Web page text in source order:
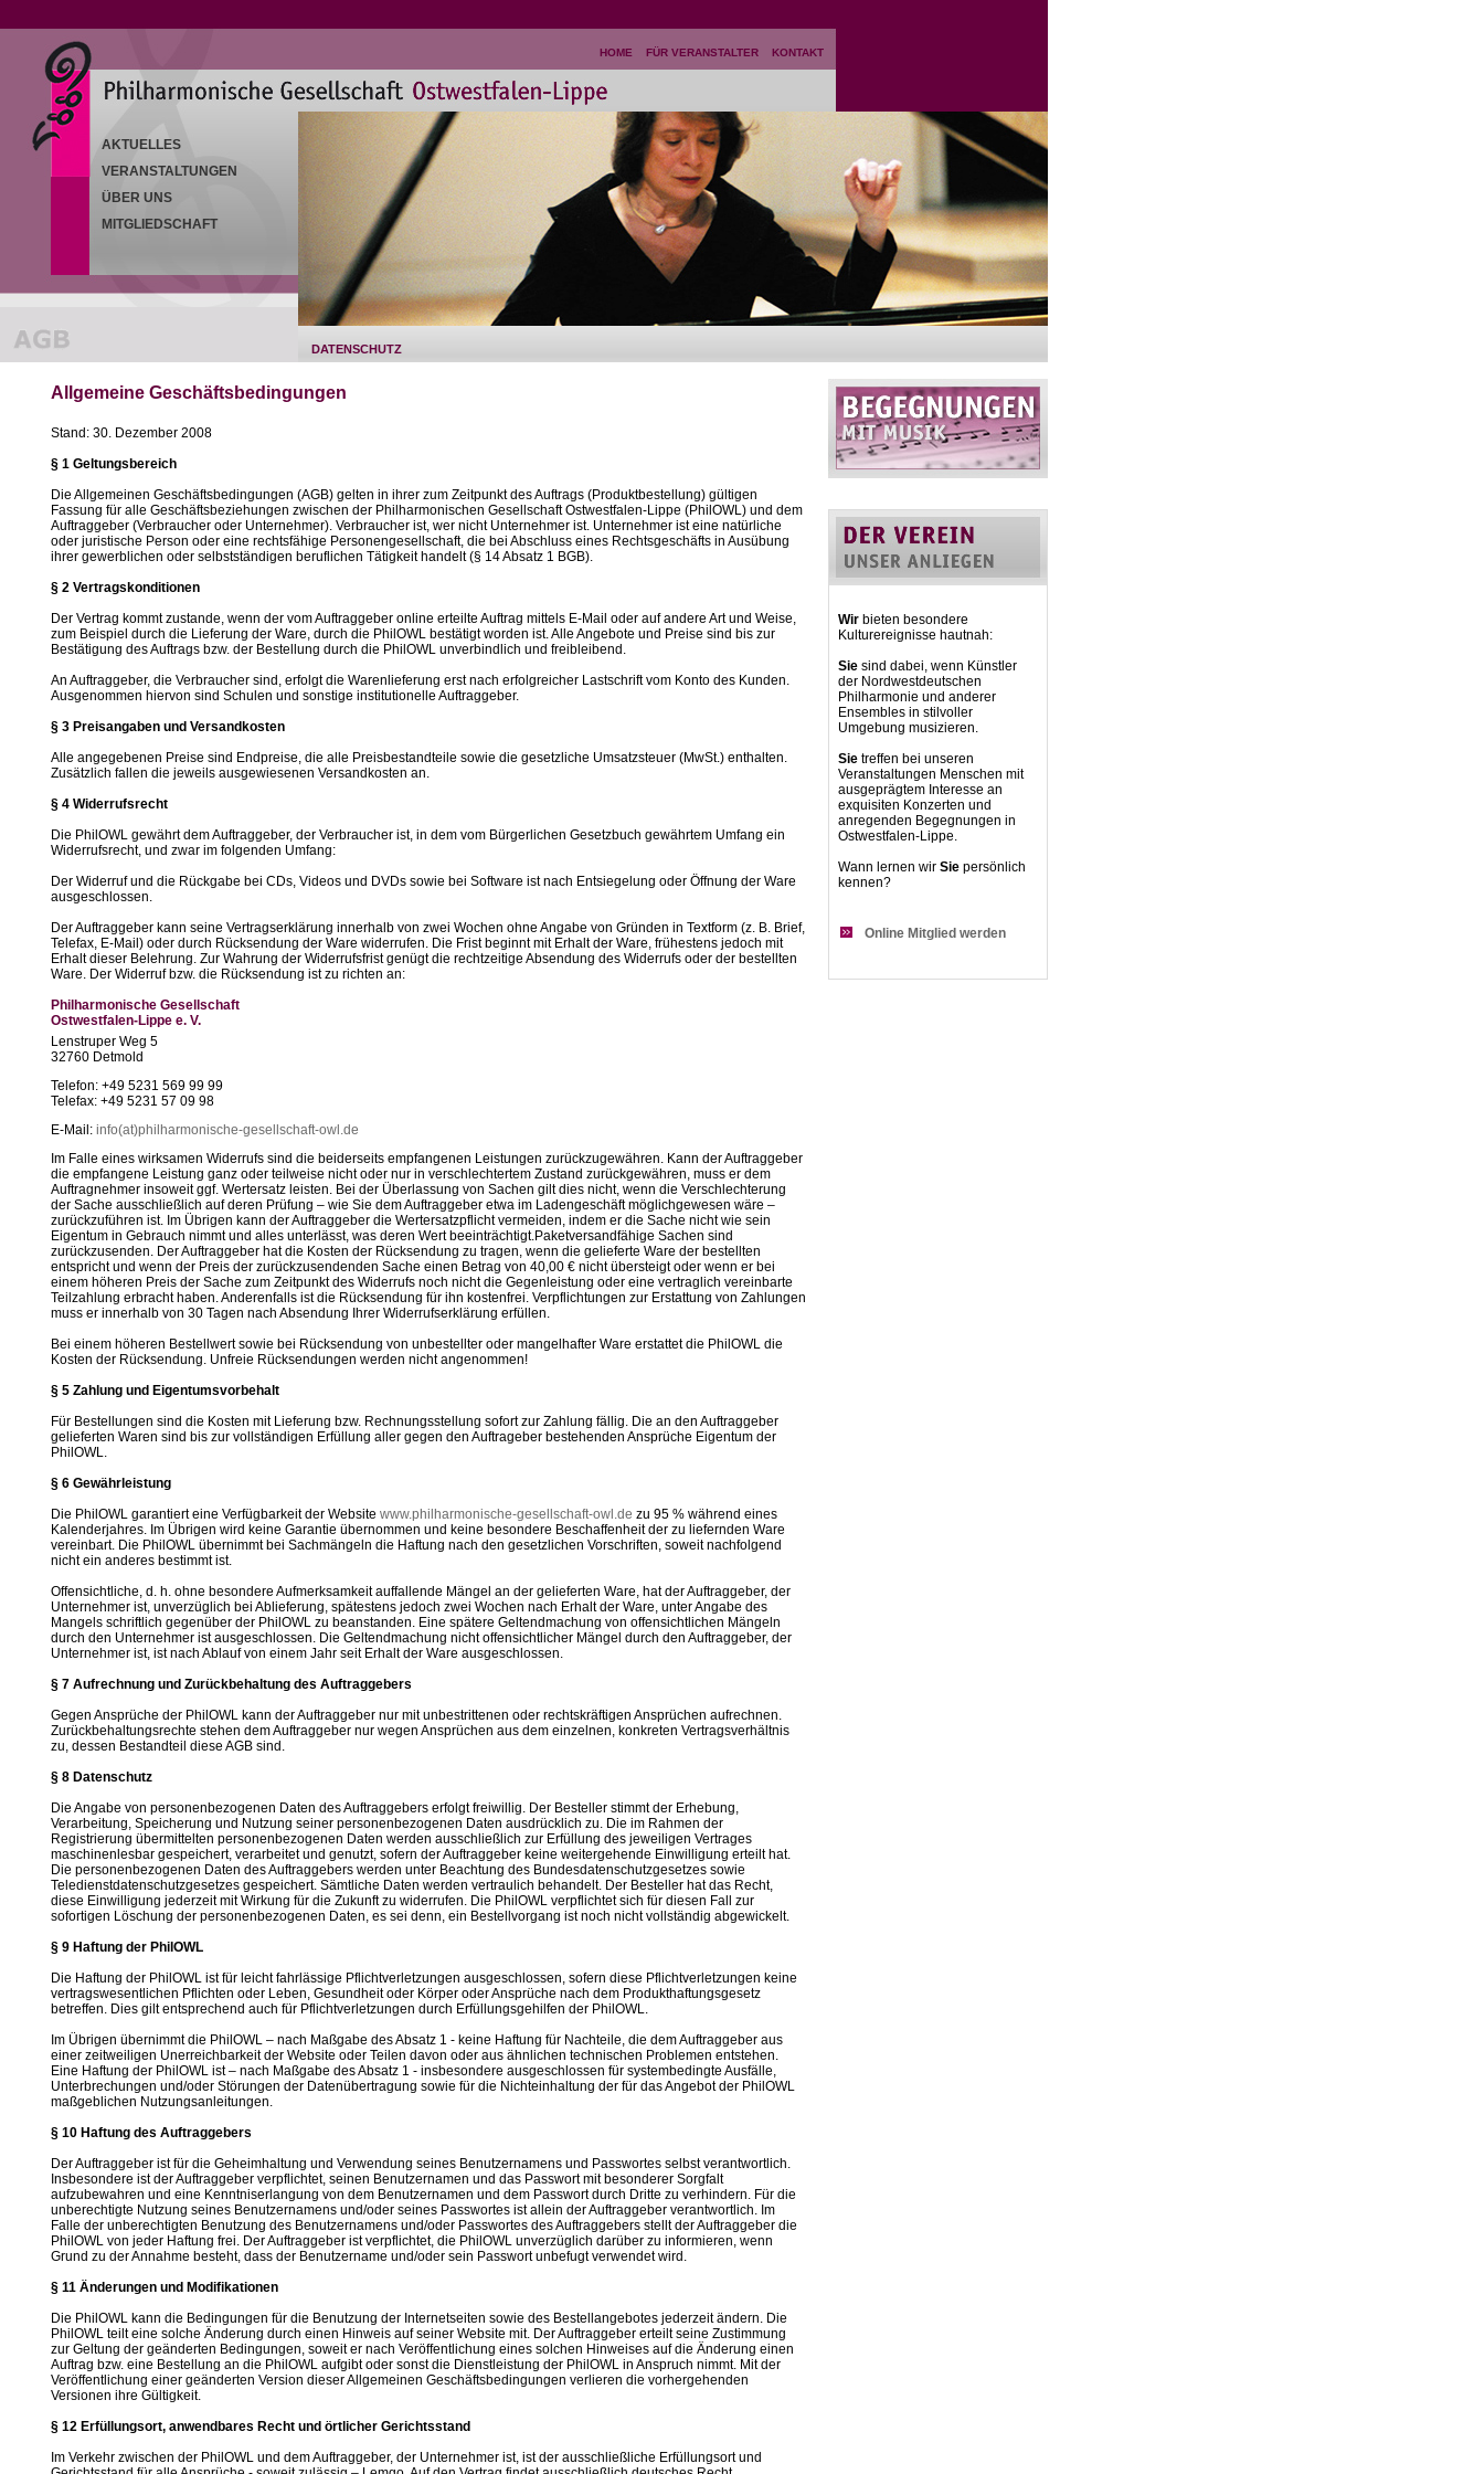
HOME FÜR VERANSTALTER KONTAKT
AKTUELLES
VERANSTALTUNGEN
ÜBER UNS
MITGLIEDSCHAFT
DATENSCHUTZ
Allgemeine Geschäftsbedingungen
Stand: 30. Dezember 2008
§ 1 Geltungsbereich
Die Allgemeinen Geschäftsbedingungen (AGB) gelten in ihrer zum Zeitpunkt des Auftrags (Produktbestellung) gültigen
Fassung für alle Geschäftsbeziehungen zwischen der Philharmonischen Gesellschaft Ostwestfalen-Lippe (PhilOWL) und dem
Auftraggeber (Verbraucher oder Unternehmer). Verbraucher ist, wer nicht Unternehmer ist. Unternehmer ist eine natürliche
oder juristische Person oder eine rechtsfähige Personengesellschaft, die bei Abschluss eines Rechtsgeschäfts in Ausübung
ihrer gewerblichen oder selbstständigen beruflichen Tätigkeit handelt (§ 14 Absatz 1 BGB).
§ 2 Vertragskonditionen
Der Vertrag kommt zustande, wenn der vom Auftraggeber online erteilte Auftrag mittels E-Mail oder auf andere Art und Weise,
zum Beispiel durch die Lieferung der Ware, durch die PhilOWL bestätigt worden ist. Alle Angebote und Preise sind bis zur
Bestätigung des Auftrags bzw. der Bestellung durch die PhilOWL unverbindlich und freibleibend.
An Auftraggeber, die Verbraucher sind, erfolgt die Warenlieferung erst nach erfolgreicher Lastschrift vom Konto des Kunden.
Ausgenommen hiervon sind Schulen und sonstige institutionelle Auftraggeber.
§ 3 Preisangaben und Versandkosten
Alle angegebenen Preise sind Endpreise, die alle Preisbestandteile sowie die gesetzliche Umsatzsteuer (MwSt.) enthalten.
Zusätzlich fallen die jeweils ausgewiesenen Versandkosten an.
§ 4 Widerrufsrecht
Die PhilOWL gewährt dem Auftraggeber, der Verbraucher ist, in dem vom Bürgerlichen Gesetzbuch gewährtem Umfang ein
Widerrufsrecht, und zwar im folgenden Umfang:
Der Widerruf und die Rückgabe bei CDs, Videos und DVDs sowie bei Software ist nach Entsiegelung oder Öffnung der Ware
ausgeschlossen.
Der Auftraggeber kann seine Vertragserklärung innerhalb von zwei Wochen ohne Angabe von Gründen in Textform (z. B. Brief,
Telefax, E-Mail) oder durch Rücksendung der Ware widerrufen. Die Frist beginnt mit Erhalt der Ware, frühestens jedoch mit
Erhalt dieser Belehrung. Zur Wahrung der Widerrufsfrist genügt die rechtzeitige Absendung des Widerrufs oder der bestellten
Ware. Der Widerruf bzw. die Rücksendung ist zu richten an:
Philharmonische Gesellschaft
Ostwestfalen-Lippe e. V.
Lenstruper Weg 5
32760 Detmold
Telefon: +49 5231 569 99 99
Telefax: +49 5231 57 09 98
E-Mail: info(at)philharmonische-gesellschaft-owl.de
Im Falle eines wirksamen Widerrufs sind die beiderseits empfangenen Leistungen zurückzugewähren. Kann der Auftraggeber
die empfangene Leistung ganz oder teilweise nicht oder nur in verschlechtertem Zustand zurückgewähren, muss er dem
Auftragnehmer insoweit ggf. Wertersatz leisten. Bei der Überlassung von Sachen gilt dies nicht, wenn die Verschlechterung
der Sache ausschließlich auf deren Prüfung – wie Sie dem Auftraggeber etwa im Ladengeschäft möglichgewesen wäre –
zurückzuführen ist. Im Übrigen kann der Auftraggeber die Wertersatzpflicht vermeiden, indem er die Sache nicht wie sein
Eigentum in Gebrauch nimmt und alles unterlässt, was deren Wert beeinträchtigt.Paketversandfähige Sachen sind
zurückzusenden. Der Auftraggeber hat die Kosten der Rücksendung zu tragen, wenn die gelieferte Ware der bestellten
entspricht und wenn der Preis der zurückzusendenden Sache einen Betrag von 40,00 € nicht übersteigt oder wenn er bei
einem höheren Preis der Sache zum Zeitpunkt des Widerrufs noch nicht die Gegenleistung oder eine vertraglich vereinbarte
Teilzahlung erbracht haben. Anderenfalls ist die Rücksendung für ihn kostenfrei. Verpflichtungen zur Erstattung von Zahlungen
muss er innerhalb von 30 Tagen nach Absendung Ihrer Widerrufserklärung erfüllen.
Bei einem höheren Bestellwert sowie bei Rücksendung von unbestellter oder mangelhafter Ware erstattet die PhilOWL die
Kosten der Rücksendung. Unfreie Rücksendungen werden nicht angenommen!
§ 5 Zahlung und Eigentumsvorbehalt
Für Bestellungen sind die Kosten mit Lieferung bzw. Rechnungsstellung sofort zur Zahlung fällig. Die an den Auftraggeber
gelieferten Waren sind bis zur vollständigen Erfüllung aller gegen den Auftrageber bestehenden Ansprüche Eigentum der
PhilOWL.
§ 6 Gewährleistung
Die PhilOWL garantiert eine Verfügbarkeit der Website www.philharmonische-gesellschaft-owl.de zu 95 % während eines
Kalenderjahres. Im Übrigen wird keine Garantie übernommen und keine besondere Beschaffenheit der zu liefernden Ware
vereinbart. Die PhilOWL übernimmt bei Sachmängeln die Haftung nach den gesetzlichen Vorschriften, soweit nachfolgend
nicht ein anderes bestimmt ist.
Offensichtliche, d. h. ohne besondere Aufmerksamkeit auffallende Mängel an der gelieferten Ware, hat der Auftraggeber, der
Unternehmer ist, unverzüglich bei Ablieferung, spätestens jedoch zwei Wochen nach Erhalt der Ware, unter Angabe des
Mangels schriftlich gegenüber der PhilOWL zu beanstanden. Eine spätere Geltendmachung von offensichtlichen Mängeln
durch den Unternehmer ist ausgeschlossen. Die Geltendmachung nicht offensichtlicher Mängel durch den Auftraggeber, der
Unternehmer ist, ist nach Ablauf von einem Jahr seit Erhalt der Ware ausgeschlossen.
§ 7 Aufrechnung und Zurückbehaltung des Auftraggebers
Gegen Ansprüche der PhilOWL kann der Auftraggeber nur mit unbestrittenen oder rechtskräftigen Ansprüchen aufrechnen.
Zurückbehaltungsrechte stehen dem Auftraggeber nur wegen Ansprüchen aus dem einzelnen, konkreten Vertragsverhältnis
zu, dessen Bestandteil diese AGB sind.
§ 8 Datenschutz
Die Angabe von personenbezogenen Daten des Auftraggebers erfolgt freiwillig. Der Besteller stimmt der Erhebung,
Verarbeitung, Speicherung und Nutzung seiner personenbezogenen Daten ausdrücklich zu. Die im Rahmen der
Registrierung übermittelten personenbezogenen Daten werden ausschließlich zur Erfüllung des jeweiligen Vertrages
maschinenlesbar gespeichert, verarbeitet und genutzt, sofern der Auftraggeber keine weitergehende Einwilligung erteilt hat.
Die personenbezogenen Daten des Auftraggebers werden unter Beachtung des Bundesdatenschutzgesetzes sowie
Teledienstdatenschutzgesetzes gespeichert. Sämtliche Daten werden vertraulich behandelt. Der Besteller hat das Recht,
diese Einwilligung jederzeit mit Wirkung für die Zukunft zu widerrufen. Die PhilOWL verpflichtet sich für diesen Fall zur
sofortigen Löschung der personenbezogenen Daten, es sei denn, ein Bestellvorgang ist noch nicht vollständig abgewickelt.
§ 9 Haftung der PhilOWL
Die Haftung der PhilOWL ist für leicht fahrlässige Pflichtverletzungen ausgeschlossen, sofern diese Pflichtverletzungen keine
vertragswesentlichen Pflichten oder Leben, Gesundheit oder Körper oder Ansprüche nach dem Produkthaftungsgesetz
betreffen. Dies gilt entsprechend auch für Pflichtverletzungen durch Erfüllungsgehilfen der PhilOWL.
Im Übrigen übernimmt die PhilOWL – nach Maßgabe des Absatz 1 - keine Haftung für Nachteile, die dem Auftraggeber aus
einer zeitweiligen Unerreichbarkeit der Website oder Teilen davon oder aus ähnlichen technischen Problemen entstehen.
Eine Haftung der PhilOWL ist – nach Maßgabe des Absatz 1 - insbesondere ausgeschlossen für systembedingte Ausfälle,
Unterbrechungen und/oder Störungen der Datenübertragung sowie für die Nichteinhaltung der für das Angebot der PhilOWL
maßgeblichen Nutzungsanleitungen.
§ 10 Haftung des Auftraggebers
Der Auftraggeber ist für die Geheimhaltung und Verwendung seines Benutzernamens und Passwortes selbst verantwortlich.
Insbesondere ist der Auftraggeber verpflichtet, seinen Benutzernamen und das Passwort mit besonderer Sorgfalt
aufzubewahren und eine Kenntniserlangung von dem Benutzernamen und dem Passwort durch Dritte zu verhindern. Für die
unberechtigte Nutzung seines Benutzernamens und/oder seines Passwortes ist allein der Auftraggeber verantwortlich. Im
Falle der unberechtigten Benutzung des Benutzernamens und/oder Passwortes des Auftraggebers stellt der Auftraggeber die
PhilOWL von jeder Haftung frei. Der Auftraggeber ist verpflichtet, die PhilOWL unverzüglich darüber zu informieren, wenn
Grund zu der Annahme besteht, dass der Benutzername und/oder sein Passwort unbefugt verwendet wird.
§ 11 Änderungen und Modifikationen
Die PhilOWL kann die Bedingungen für die Benutzung der Internetseiten sowie des Bestellangebotes jederzeit ändern. Die
PhilOWL teilt eine solche Änderung durch einen Hinweis auf seiner Website mit. Der Auftraggeber erteilt seine Zustimmung
zur Geltung der geänderten Bedingungen, soweit er nach Veröffentlichung eines solchen Hinweises auf die Änderung einen
Auftrag bzw. eine Bestellung an die PhilOWL aufgibt oder sonst die Dienstleistung der PhilOWL in Anspruch nimmt. Mit der
Veröffentlichung einer geänderten Version dieser Allgemeinen Geschäftsbedingungen verlieren die vorhergehenden
Versionen ihre Gültigkeit.
§ 12 Erfüllungsort, anwendbares Recht und örtlicher Gerichtsstand
Im Verkehr zwischen der PhilOWL und dem Auftraggeber, der Unternehmer ist, ist der ausschließliche Erfüllungsort und
Wir bieten besondere
Kulturereignisse hautnah:
Sie sind dabei, wenn Künstler
der Nordwestdeutschen
Philharmonie und anderer
Ensembles in stilvoller
Umgebung musizieren.
Sie treffen bei unseren
Veranstaltungen Menschen mit
ausgeprägtem Interesse an
exquisiten Konzerten und
anregenden Begegnungen in
Ostwestfalen-Lippe.
Wann lernen wir Sie persönlich
kennen?
Online Mitglied werden